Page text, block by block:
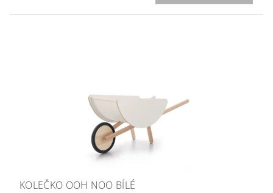
KOLEČKO OOH NOO BÍLÉ